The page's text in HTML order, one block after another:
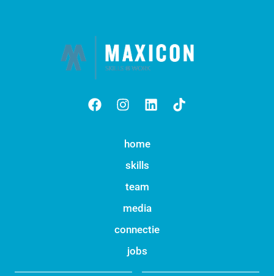
home
skills
team
media
connectie
jobs